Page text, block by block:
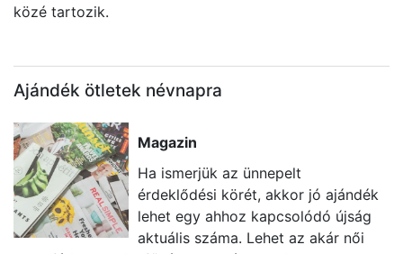
közé tartozik.
Ajándék ötletek névnapra
Magazin
Ha ismerjük az ünnepelt
érdeklődési körét, akkor jó ajándék
lehet egy ahhoz kapcsolódó újság
aktuális száma. Lehet az akár női